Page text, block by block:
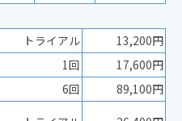
トライアル
13,200円
1回
17,600円
6回
89,100円